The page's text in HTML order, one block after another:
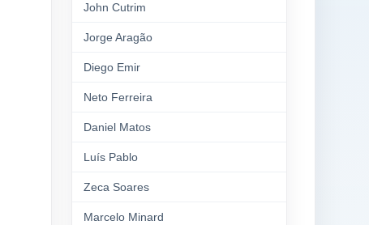
John Cutrim
Jorge Aragão
Diego Emir
Neto Ferreira
Daniel Matos
Luís Pablo
Zeca Soares
Marcelo Minard